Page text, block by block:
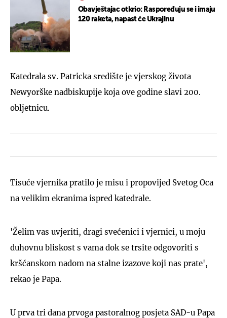
Obavještajac otkrio: Raspoređuju se i imaju
120 raketa, napast će Ukrajinu
Katedrala sv. Patricka središte je vjerskog života
Newyorške nadbiskupije koja ove godine slavi 200.
obljetnicu.
Tisuće vjernika pratilo je misu i propovijed Svetog Oca
na velikim ekranima ispred katedrale.
'Želim vas uvjeriti, dragi svećenici i vjernici, u moju
duhovnu bliskost s vama dok se trsite odgovoriti s
kršćanskom nadom na stalne izazove koji nas prate',
rekao je Papa.
U prva tri dana prvoga pastoralnog posjeta SAD-u Papa